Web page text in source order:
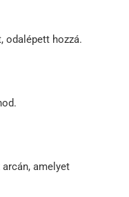
odalépett hozzá.
amelyet